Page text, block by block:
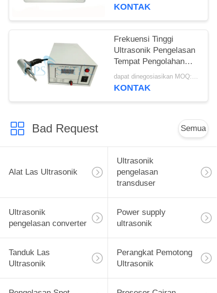
KONTAK
Frekuensi Tinggi
Ultrasonik Pengelasan
Tempat Pengolahan
Berkelanjutan
dapat dinegosiasikan MOQ:1pcs
KONTAK
Bad Request Semua
Alat Las Ultrasonik
Ultrasonik
pengelasan
transduser
Ultrasonik
pengelasan converter
Power supply
ultrasonik
Tanduk Las
Ultrasonik
Perangkat Pemotong
Ultrasonik